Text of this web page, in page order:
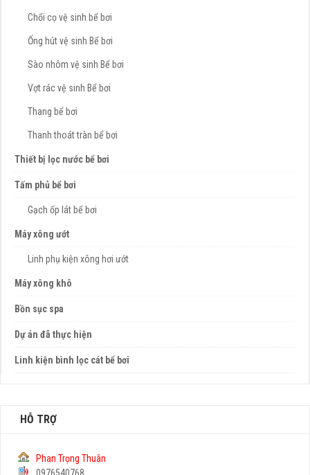
Chổi cọ vệ sinh bể bơi
Ống hút vệ sinh Bể bơi
Sào nhôm vệ sinh Bể bơi
Vợt rác vệ sinh Bể bơi
Thang bể bơi
Thanh thoát tràn bể bơi
Thiết bị lọc nước bể bơi
Tấm phủ bể bơi
Gạch ốp lát bể bơi
Máy xông ướt
Linh phụ kiện xông hơi ướt
Máy xông khô
Bồn sục spa
Dự án đã thực hiện
Linh kiện bình lọc cát bể bơi
HỖ TRỢ
Phan Trọng Thuân